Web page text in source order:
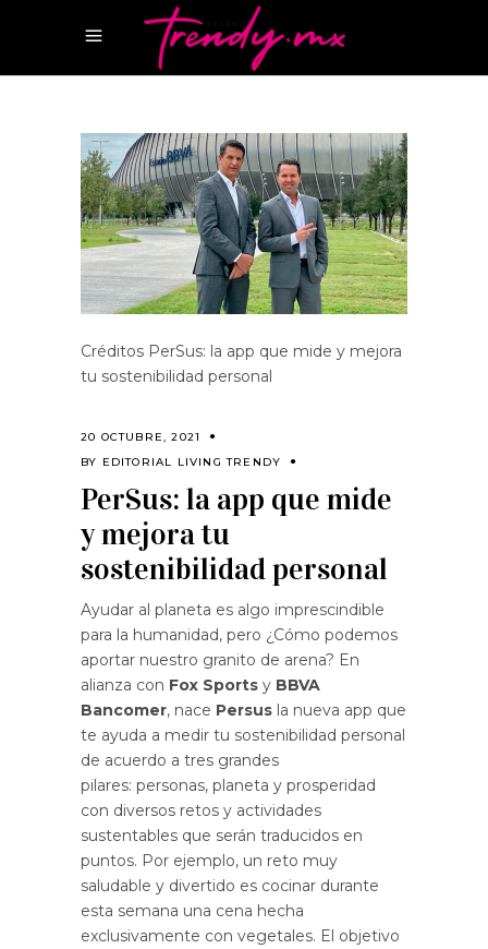
Créditos PerSus: la app que mide y mejora
tu sostenibilidad personal
20 OCTUBRE, 2021
BY EDITORIAL LIVING TRENDY
PerSus: la app que mide
y mejora tu
sostenibilidad personal
Ayudar al planeta es algo imprescindible
para la humanidad, pero ¿Cómo podemos
aportar nuestro granito de arena? En
alianza con Fox Sports y BBVA
Bancomer, nace Persus la nueva app que
te ayuda a medir tu sostenibilidad personal
de acuerdo a tres grandes
pilares: personas, planeta y prosperidad
con diversos retos y actividades
sustentables que serán traducidos en
puntos. Por ejemplo, un reto muy
saludable y divertido es cocinar durante
esta semana una cena hecha
exclusivamente con vegetales. El objetivo